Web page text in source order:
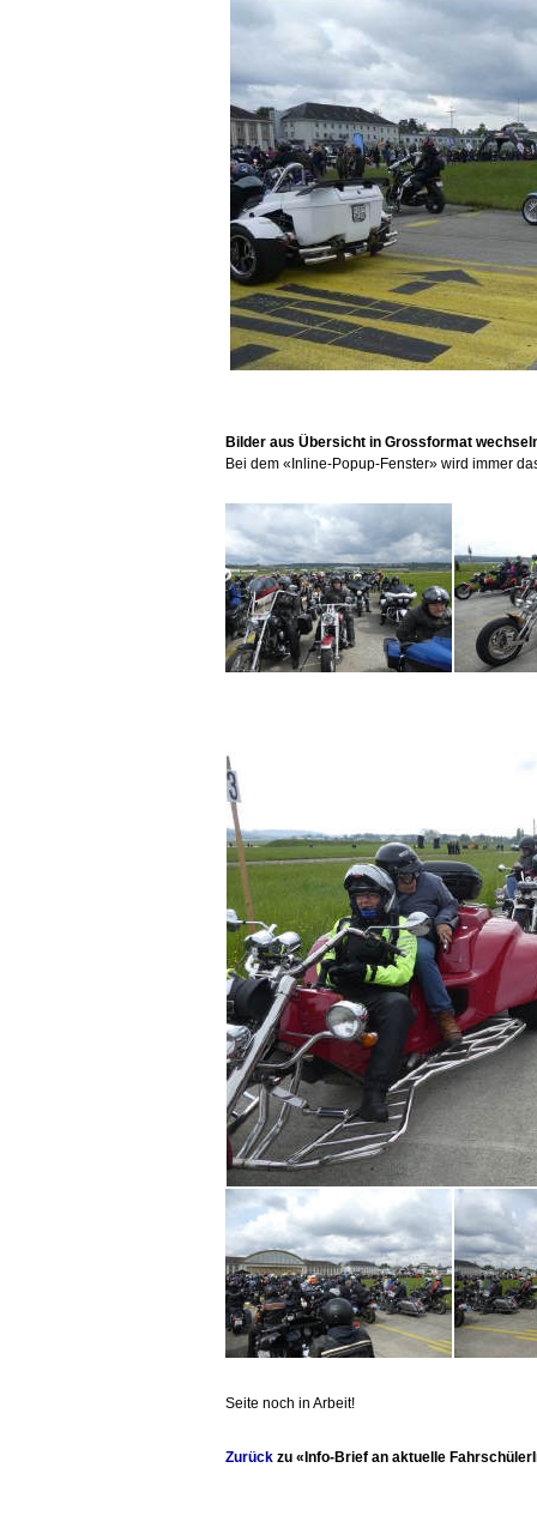
Bilder aus Übersicht in Grossformat
Bei dem «Inline-Popup-Fenster» wird immer
Seite noch in Arbeit!
Zurück zu «Info-Brief an aktuelle